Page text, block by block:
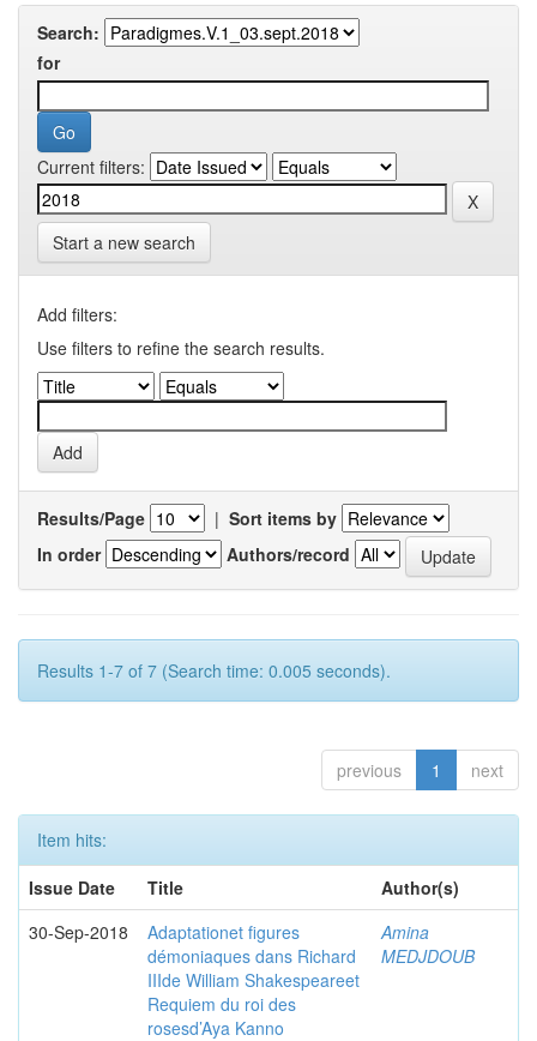
Search:
for
Current filters:
Start a new search
Add filters:
Use filters to refine the search results.
Results/Page | Sort items by
In order
Authors/record
Results 1-7 of 7 (Search time: 0.005 seconds).
previous 1 next
Item hits:
Issue Date
Title
Author(s)
30-Sep-2018
Adaptationet figures
démoniaques dans Richard
IIIde William Shakespeareet
Requiem du roi des
rosesd’Aya Kanno
Amina
MEDJDOUB